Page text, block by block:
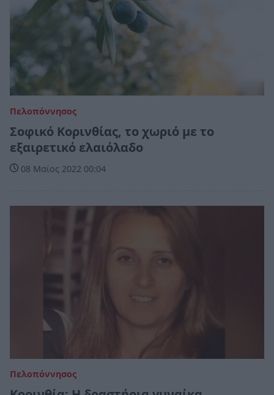
Πελοπόννησος
Σοφικό Κορινθίας, το χωριό με το
εξαιρετικό ελαιόλαδο
08 Μαϊος 2022 00:04
Πελοπόννησος